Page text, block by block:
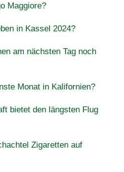
Maggiore?
in Kassel 2024?
am nächsten Tag noch
Monat in Kalifornien?
bietet den längsten Flug
Zigaretten auf